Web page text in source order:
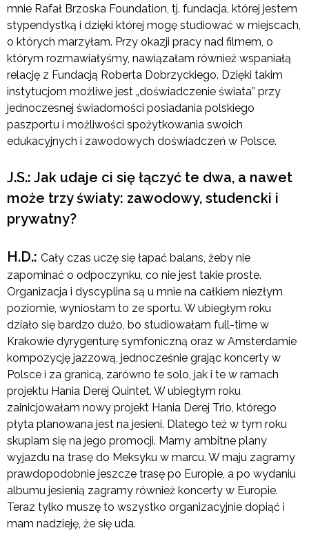
mnie Rafał Brzoska Foundation, tj. fundacja, której jestem
stypendystką i dzięki której mogę studiować w miejscach,
o których marzyłam. Przy okazji pracy nad filmem, o
którym rozmawiałyśmy, nawiązałam również wspaniałą
relację z Fundacją Roberta Dobrzyckiego. Dzięki takim
instytucjom możliwe jest „doświadczenie świata” przy
jednoczesnej świadomości posiadania polskiego
paszportu i możliwości spożytkowania swoich
edukacyjnych i zawodowych doświadczeń w Polsce.
J.S.: Jak udaje ci się łączyć te dwa, a nawet
może trzy światy: zawodowy, studencki i
prywatny?
H.D.: Cały czas uczę się łapać balans, żeby nie
zapominać o odpoczynku, co nie jest takie proste.
Organizacja i dyscyplina są u mnie na całkiem niezłym
poziomie, wyniosłam to ze sportu. W ubiegłym roku
działo się bardzo dużo, bo studiowałam full-time w
Krakowie dyrygenturę symfoniczną oraz w Amsterdamie
kompozycję jazzową, jednocześnie grając koncerty w
Polsce i za granicą, zarówno te solo, jak i te w ramach
projektu Hania Derej Quintet. W ubiegłym roku
zainicjowałam nowy projekt Hania Derej Trio, którego
płyta planowana jest na jesieni. Dlatego też w tym roku
skupiam się na jego promocji. Mamy ambitne plany
wyjazdu na trasę do Meksyku w marcu. W maju zagramy
prawdopodobnie jeszcze trasę po Europie, a po wydaniu
albumu jesienią zagramy również koncerty w Europie.
Teraz tylko muszę to wszystko organizacyjnie dopiąć i
mam nadzieję, że się uda.